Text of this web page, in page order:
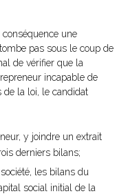
conséquence une
pas sous le coup de
de vérifier que la
incapable de
de la loi, le candidat
y joindre un extrait
derniers bilans;
les bilans du
social initial de la